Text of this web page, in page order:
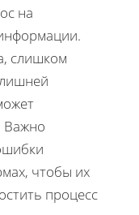
на
слишком
Важно
чтобы их
процесс